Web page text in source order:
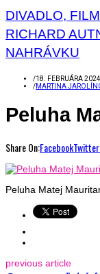
DIVADLO,
RICHARD
NAHRÁVKU
/18. FEBRUÁRA 2024
/MARTINA
Peluha
Share On:FacebookTwitter
Peluha Matej
previous article